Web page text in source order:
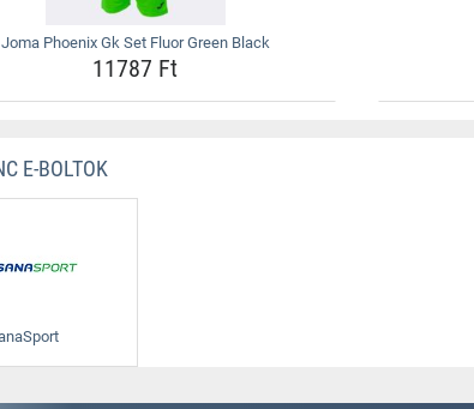
Joma Phoenix Gk Set Fluor Green Black
11787 Ft
E-BOLTOK